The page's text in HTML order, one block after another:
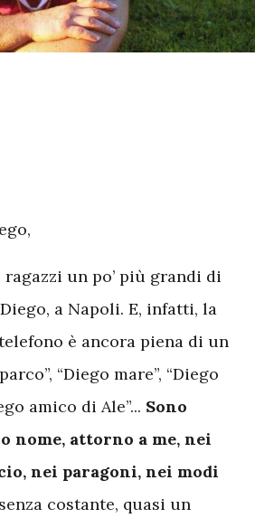
un po’ più grandi di
a Napoli. E, infatti, la
è ancora piena di un
“Diego mare”, “Diego
amico di Ale”... Sono
nome, attorno a me, nei
nei paragoni, nei modi
costante, quasi un